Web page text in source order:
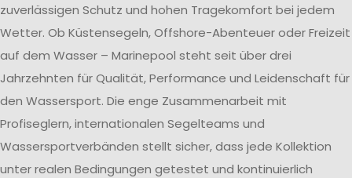
zuverlässigen Schutz und hohen Tragekomfort bei jedem
Wetter. Ob Küstensegeln, Offshore-Abenteuer oder Freizeit
auf dem Wasser – Marinepool steht seit über drei
Jahrzehnten für Qualität, Performance und Leidenschaft für
den Wassersport. Die enge Zusammenarbeit mit
Profiseglern, internationalen Segelteams und
Wassersportverbänden stellt sicher, dass jede Kollektion
unter realen Bedingungen getestet und kontinuierlich